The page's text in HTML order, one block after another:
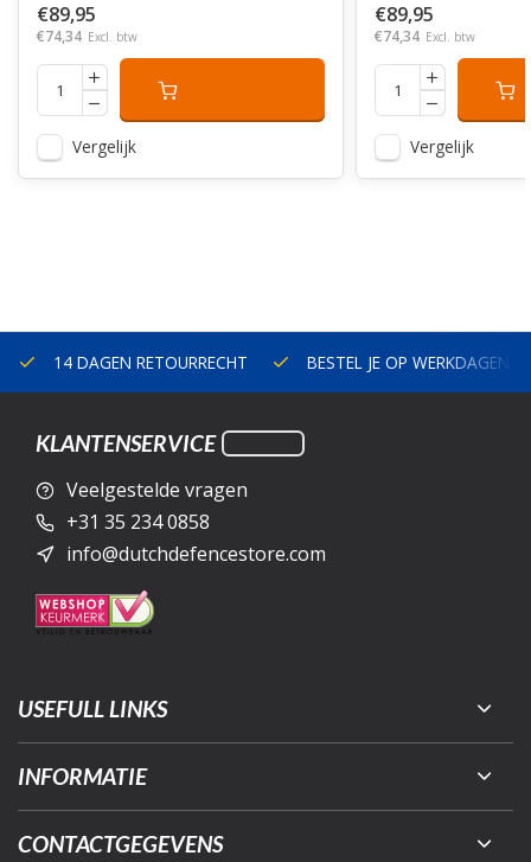
€89,95
€74,34 Excl. btw
Vergelijk
€89,95
€74,34 Excl. btw
Vergelijk
14 DAGEN RETOURRECHT BESTEL JE OP WERKDAGEN
KLANTENSERVICE
Veelgestelde vragen
+31 35 234 0858
info@dutchdefencestore.com
USEFULL LINKS
INFORMATIE
CONTACTGEGEVENS